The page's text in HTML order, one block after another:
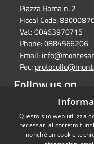
Piazza Roma n. 2
Fiscal Code:
Vat:00463970715
Phone:0884566206
Email:
Pec:
Follow us on
FacebookYoutube
Questo sito web utilizza
necessari al corretto
nonché un cookie